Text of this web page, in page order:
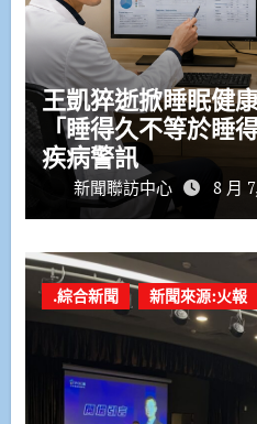
王凱猝逝掀睡眠健
「睡得久不等於睡
疾病警訊
新聞聯訪中心 8 月
.綜合新聞 新聞來源:火報